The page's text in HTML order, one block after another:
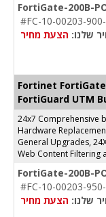
FortiGate-200B-
#FC-10-00203-
שלנו: הצעת מחיר
Fortinet
FortiGuard UTM
24x7 Comprehensive
Hardware
General Upgrades,
Web Content Filtering
FortiGate-200B-
#FC-10-00203-
שלנו: הצעת מחיר